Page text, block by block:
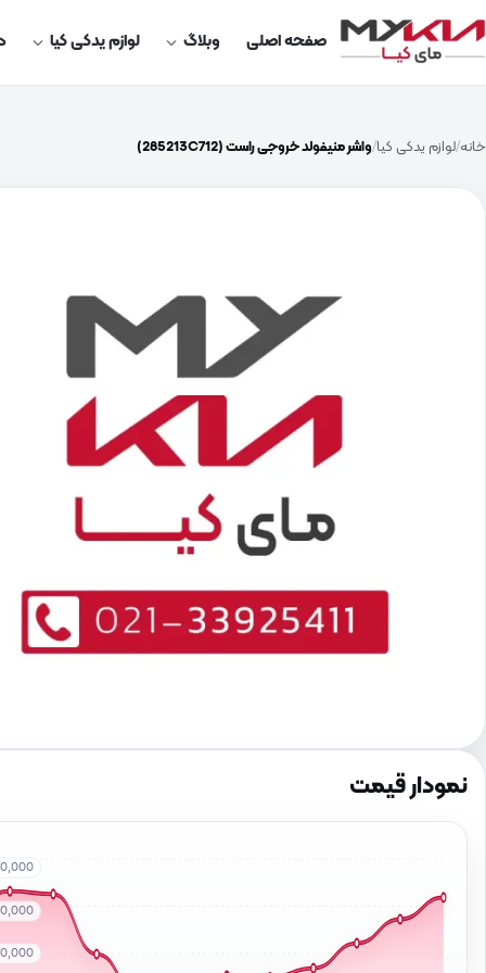
صفحه اصلی وبلاگ لوازم یدکی کیا
خانه لوازم یدکی کیا واشر منیفولد خروجی راست (285213C712)
نمودار قیمت